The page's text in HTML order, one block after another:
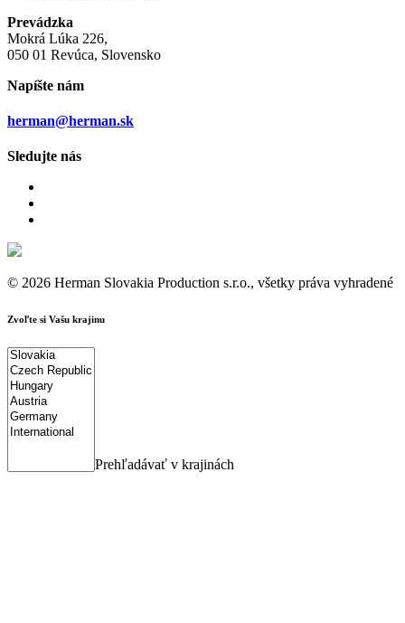
Prevádzka
Mokrá Lúka 226,
050 01 Revúca, Slovensko
Napíšte nám
herman@herman.sk
Sledujte nás
© 2026 Herman Slovakia Production s.r.o., všetky práva vyhradené
Zvoľte si Vašu krajinu
Prehľadávať v krajinách